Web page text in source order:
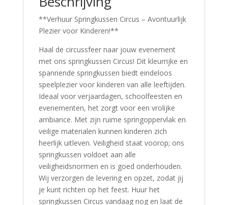
**Verhuur Springkussen Circus – Avontuurlijk
Plezier voor Kinderen!**
Haal de circussfeer naar jouw evenement
met ons springkussen Circus! Dit kleurrijke en
spannende springkussen biedt eindeloos
speelplezier voor kinderen van alle leeftijden.
Ideaal voor verjaardagen, schoolfeesten en
evenementen, het zorgt voor een vrolijke
ambiance. Met zijn ruime springoppervlak en
veilige materialen kunnen kinderen zich
heerlijk uitleven. Veiligheid staat voorop; ons
springkussen voldoet aan alle
veiligheidsnormen en is goed onderhouden.
Wij verzorgen de levering en opzet, zodat jij
je kunt richten op het feest. Huur het
springkussen Circus vandaag nog en laat de